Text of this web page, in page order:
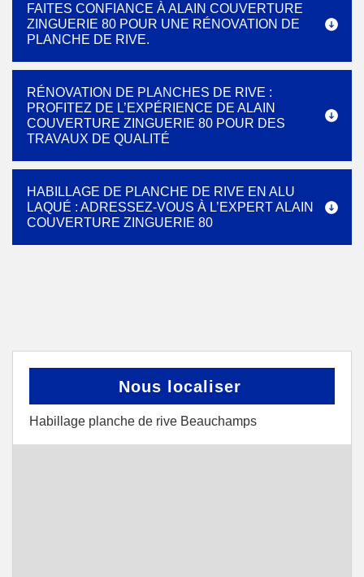
FAITES CONFIANCE À ALAIN COUVERTURE
ZINGUERIE 80 POUR UNE RÉNOVATION DE
PLANCHE DE RIVE.
RÉNOVATION DE PLANCHES DE RIVE :
PROFITEZ DE L’EXPÉRIENCE DE ALAIN
COUVERTURE ZINGUERIE 80 POUR DES
TRAVAUX DE QUALITÉ
HABILLAGE DE PLANCHE DE RIVE EN ALU
LAQUÉ : ADRESSEZ-VOUS À L’EXPERT ALAIN
COUVERTURE ZINGUERIE 80
Nous localiser
Habillage planche de rive Beauchamps